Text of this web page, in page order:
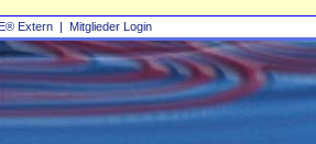
Extern | Mitglieder Login